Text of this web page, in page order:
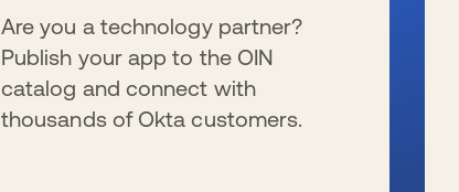
Are you a technology partner?
Publish your app to the OIN
catalog and connect with
thousands of Okta customers.